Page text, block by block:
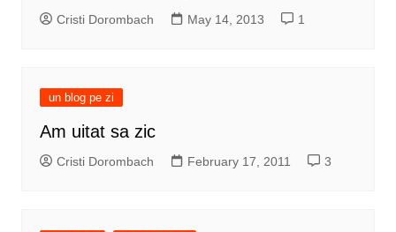
Cristi Dorombach May 14, 2013 1
un blog pe zi
Am uitat sa zic
Cristi Dorombach February 17, 2011 3